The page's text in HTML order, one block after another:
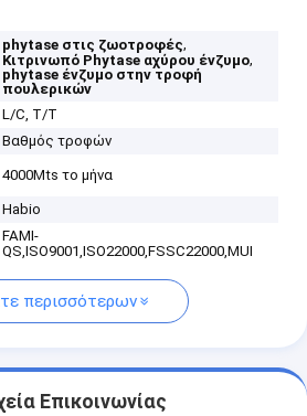
phytase στις ζωοτροφές,
Κιτρινωπό Phytase αχύρου ένζυμο,
phytase ένζυμο στην τροφή
πουλερικών
L/C, T/T
Βαθμός τροφών
4000Mts το μήνα
Habio
FAMI-
QS,ISO9001,ISO22000,FSSC22000,MUI
περισσότερων
Επικοινωνίας